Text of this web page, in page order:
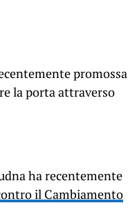
promossa
la porta attraverso
ha recentemente
il Cambiamento